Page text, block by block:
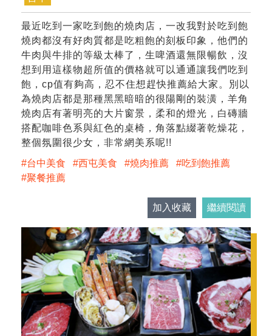
最近吃到一家吃到飽的燒肉店，一改我對於吃到飽
燒肉都沒有好肉質都是吃粗飽的刻板印象，他們的
牛肉與牛排的等級太棒了，生啤酒還無限暢飲，沒
想到用這樣物超所值的價格就可以通通讓我們吃到
飽，cp值有夠高，忍不住想趕快推薦給大家。別以
為燒肉店都是那種黑黑暗暗的很陽剛的裝潢，羊角
燒肉店有著明亮的大片窗景，柔和的燈光，白磚牆
搭配咖啡色系與紅色的桌椅，角落點綴著乾燥花，
整個氛圍很少女，非常網美系呢!!
台中美食
西屯美食 燒肉推薦
吃到飽推薦
聚餐推薦
加入收藏 繼續閱讀